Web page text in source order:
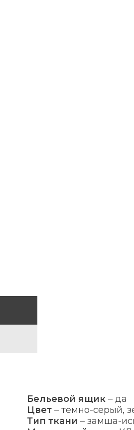
Бельевой ящик – да
Цвет – темно-серый,
Тип ткани – замша-